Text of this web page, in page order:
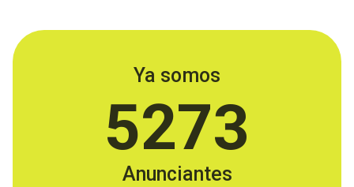
Ya somos
5273
Anunciantes